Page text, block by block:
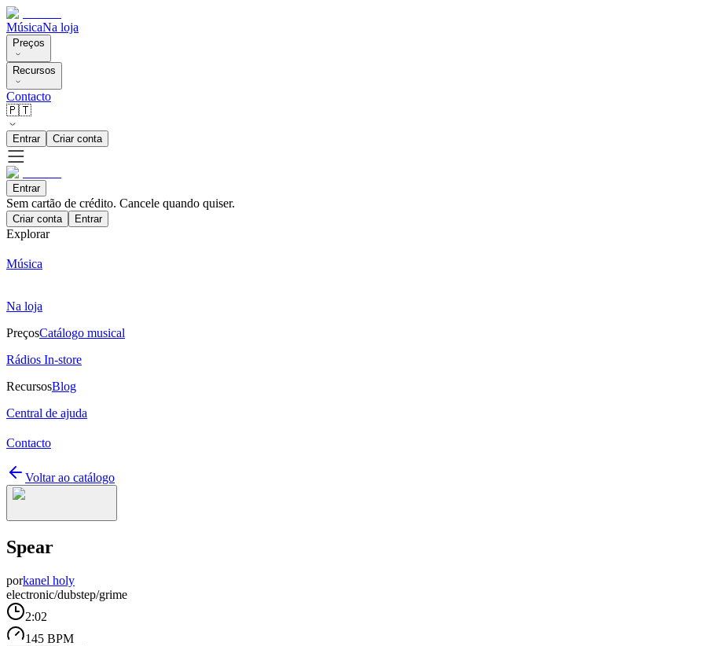
MúsicaNa loja
Preços
Recursos
Contacto
🇵🇹
Entrar Criar conta
Entrar
Sem cartão de crédito. Cancele quando quiser.
Criar conta Entrar
Explorar
Música
Na loja
PreçosCatálogo musical
Rádios In-store
RecursosBlog
Central de ajuda
Contacto
Voltar ao catálogo
Spear
porkanel holy
electronic/dubstep/grime
2:02
145 BPM